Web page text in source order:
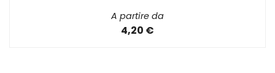
A partire da
4,20 €